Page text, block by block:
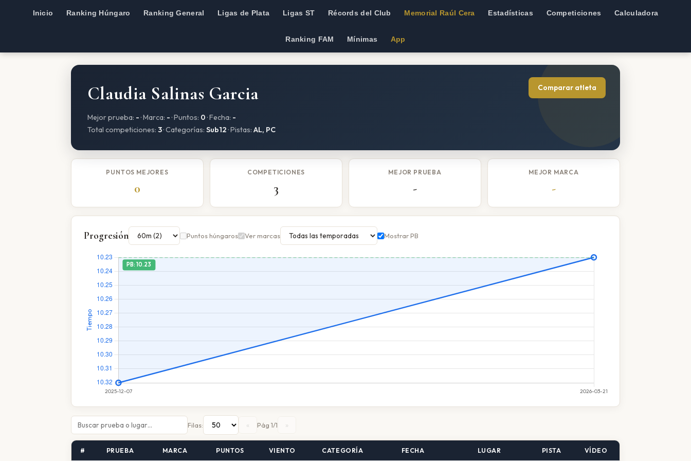
Inicio Ranking Húngaro Ranking General Ligas de Plata Ligas ST Récords del Club Memorial Raúl Cera Estadísticas Competiciones Calculadora
Ranking FAM Mínimas App
Comparar atleta
Claudia Salinas Garcia
Mejor prueba: - · Marca: - · Puntos: 0 · Fecha: -
Total competiciones: 3· Categorías: Sub12 · Pistas: AL, PC
PUNTOS MEJORES
0
COMPETICIONES
3
MEJOR PRUEBA
-
MEJOR MARCA
-
Progresión Puntos húngaros Ver marcas Mostrar PB
Filas: « Pág 1/1 »
# PRUEBA MARCA PUNTOS VIENTO CATEGORÍA FECHA LUGAR PISTA VÍDEO